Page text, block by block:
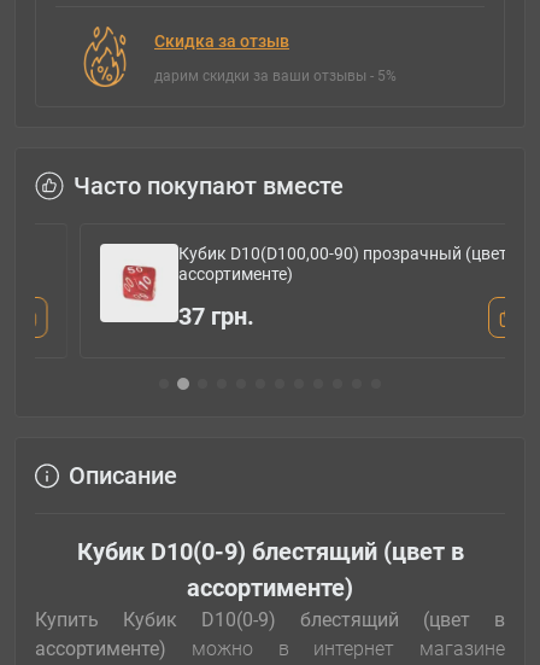
Скидка за отзыв
дарим скидки за ваши отзывы - 5%
Часто покупают вместе
Кубик D10(D100,00-90) прозрачный (цвет в
ассортименте)
37 грн.
Описание
Кубик D10(0-9) блестящий (цвет в
ассортименте)
Купить Кубик D10(0-9) блестящий (цвет в
ассортименте) можно в интернет магазине